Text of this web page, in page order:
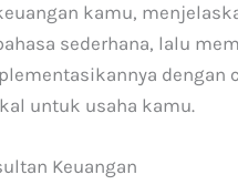
kamu,
sederhana, lalu
dengan
untuk usaha kamu.
Keuangan